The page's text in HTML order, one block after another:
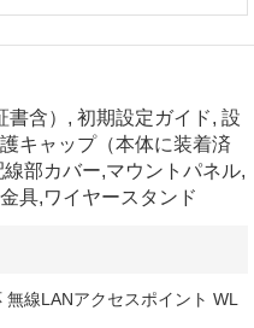
書含）, 初期設定ガイド, 設
キャップ（本体に装着済
部カバー,マウントパネル,
具,ワイヤースタンド
線LANアクセスポイント WL